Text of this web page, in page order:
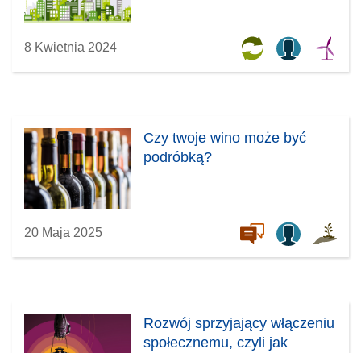
8 Kwietnia 2024
Czy twoje wino może być
podróbką?
20 Maja 2025
Rozwój sprzyjający włączeniu
społecznemu, czyli jak